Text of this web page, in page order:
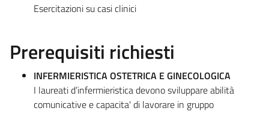
Esercitazioni su casi clinici
Prerequisiti richiesti
INFERMIERISTICA OSTETRICA E GINECOLOGICA
I laureati d’infermieristica devono sviluppare abilità
comunicative e capacita' di lavorare in gruppo